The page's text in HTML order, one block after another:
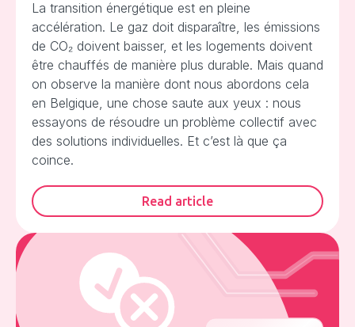
La transition énergétique est en pleine
accélération. Le gaz doit disparaître, les émissions
de CO₂ doivent baisser, et les logements doivent
être chauffés de manière plus durable. Mais quand
on observe la manière dont nous abordons cela
en Belgique, une chose saute aux yeux : nous
essayons de résoudre un problème collectif avec
des solutions individuelles. Et c’est là que ça
coince.
Read article